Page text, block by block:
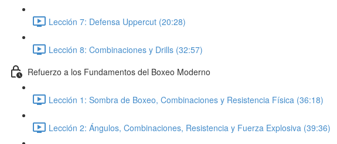
Lección 7: Defensa Uppercut (20:28)
Lección 8: Combinaciones y Drills (32:57)
Refuerzo a los Fundamentos del Boxeo Moderno
Lección 1: Sombra de Boxeo, Combinaciones y Resistencia Física (36:18)
Lección 2: Ángulos, Combinaciones, Resistencia y Fuerza Explosiva (39:36)